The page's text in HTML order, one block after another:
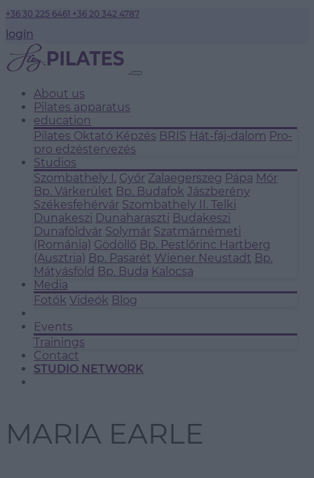
+36 30 225 6461 +36 20 342 4787
login
About us
Pilates apparatus
education
Pilates Oktató Képzés BRIS Hát-fáj-dalom Pro-
pro edzéstervezés
Studios
Szombathely I. Győr Zalaegerszeg Pápa Mór
Bp. Várkerület Bp. Budafok Jászberény
Székesfehérvár Szombathely II. Telki
Dunakeszi Dunaharaszti Budakeszi
Dunaföldvár Solymár Szatmárnémeti
(Románia) Gödöllő Bp. Pestlőrinc Hartberg
(Ausztria) Bp. Pasarét Wiener Neustadt Bp.
Mátyásföld Bp. Buda Kalocsa
Media
Fotók Videók Blog
Events
Trainings
Contact
STUDIO NETWORK
MARIA EARLE